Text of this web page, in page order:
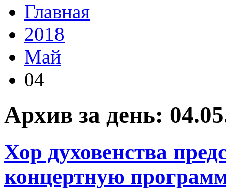
Главная
2018
Май
04
Архив за день:
Хор духовенства
концертную